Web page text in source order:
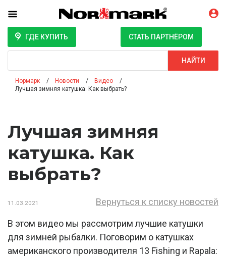
ГДЕ КУПИТЬ СТАТЬ ПАРТНЁРОМ
НАЙТИ
Нормарк Новости
Видео
Лучшая зимняя катушка. Как выбрать?
Лучшая зимняя
катушка. Как
выбрать?
11.03.2021 Вернуться к списку новостей
В этом видео мы рассмотрим лучшие катушки
для зимней рыбалки. Поговорим о катушках
американского производителя 13 Fishing и Rapala: